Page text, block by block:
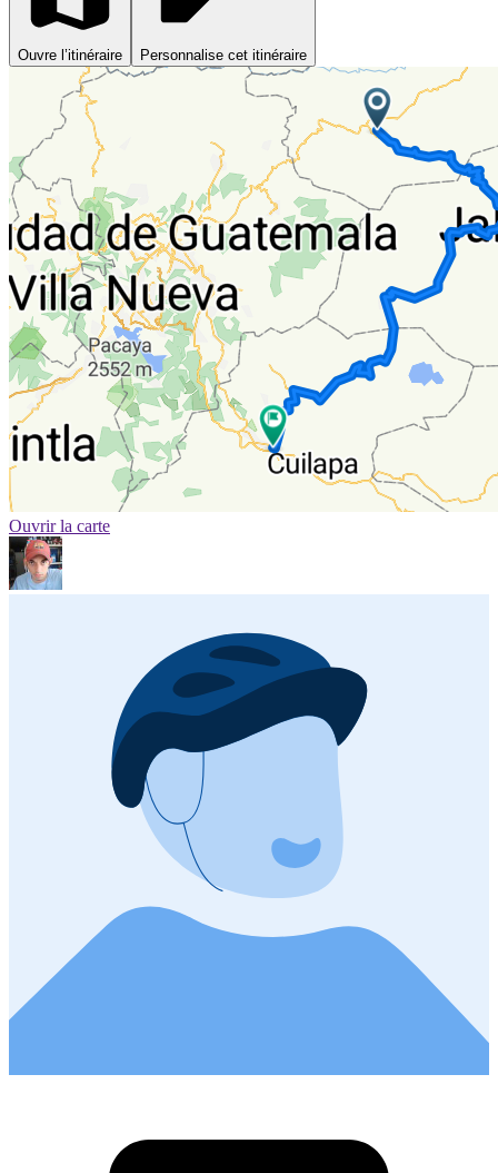
Ouvre l’itinéraire Personnalise cet itinéraire
Ouvrir la carte